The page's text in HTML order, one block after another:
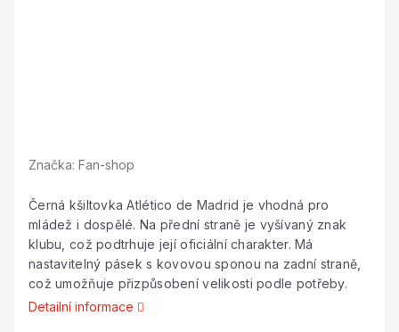
Značka: Fan-shop
Černá kšiltovka Atlético de Madrid je vhodná pro
mládež i dospělé. Na přední straně je vyšívaný znak
klubu, což podtrhuje její oficiální charakter. Má
nastavitelný pásek s kovovou sponou na zadní straně,
což umožňuje přizpůsobení velikosti podle potřeby.
Detailní informace